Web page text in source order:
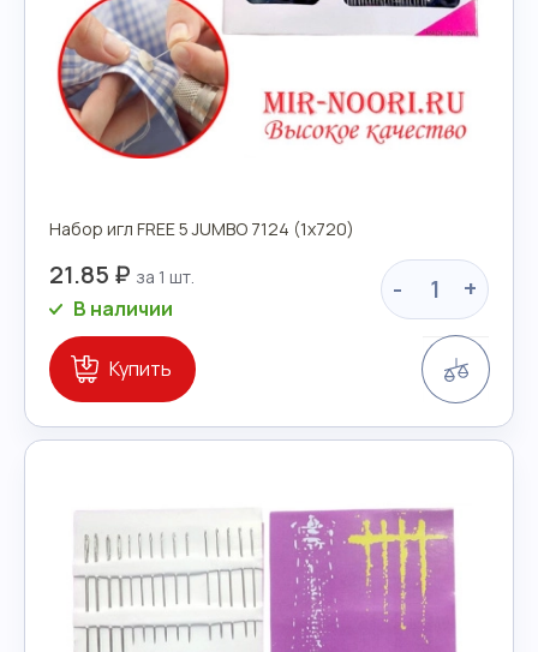
Набор игл FREE 5 JUMBO 7124 (1х720)
21.85 ₽ - +
В наличии
Купить